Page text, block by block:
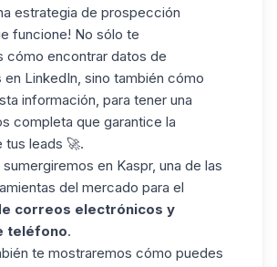
estrategia de prospección
funcione! No sólo te
cómo encontrar datos de
en LinkedIn, sino también cómo
información, para tener una
completa que garantice la
tus leads 🚀.
en Kaspr, una de las
del mercado para el
correos electrónicos y
teléfono.
te mostraremos cómo puedes